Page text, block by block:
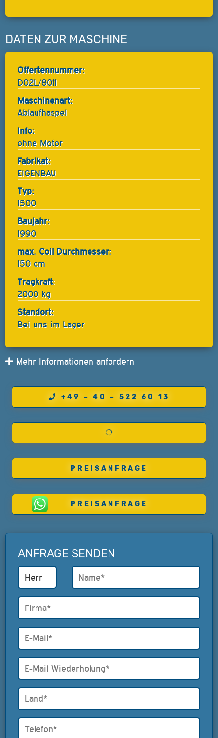
DATEN ZUR MASCHINE
Offertennummer:
D02L/8011
Maschinenart:
Ablaufhaspel
Info:
ohne Motor
Fabrikat:
EIGENBAU
Typ:
1500
Baujahr:
1990
max. Coil Durchmesser:
150 cm
Tragkraft:
2000 kg
Standort:
Bei uns im Lager
Mehr Informationen anfordern
+49 – 40 – 522 60 13
PREISANFRAGE
PREISANFRAGE
ANFRAGE SENDEN